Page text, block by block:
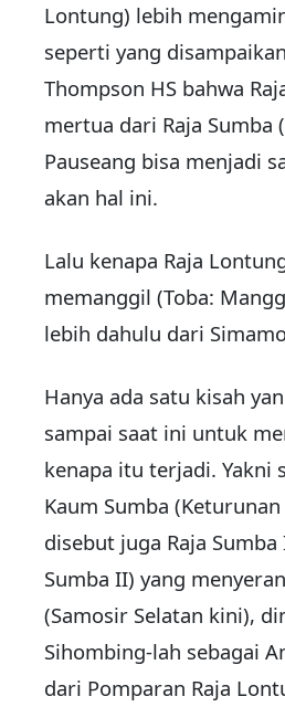
Lontung) lebih
seperti yang
Thompson HS bahwa
mertua dari Raja Sumba
Pauseang bisa menjadi
akan hal ini.
Lalu kenapa Raja
memanggil (Toba:
lebih dahulu dari
Hanya ada satu kisah
sampai saat ini untuk
kenapa itu terjadi. Yakni
Kaum Sumba
disebut juga Raja
Sumba II) yang
(Samosir Selatan kini),
Sihombing-lah sebagai
dari Pomparan Raja